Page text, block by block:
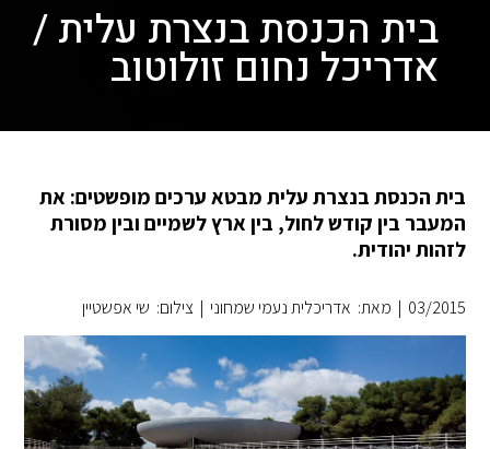
בית הכנסת בנצרת עלית /
אדריכל נחום זולוטוב
בית הכנסת בנצרת עלית מבטא ערכים מופשטים: את
המעבר בין קודש לחול, בין ארץ לשמיים ובין מסורת
לזהות יהודית.
03/2015
| מאת: אדריכלית נעמי שמחוני | צילום: שי אפשטיין